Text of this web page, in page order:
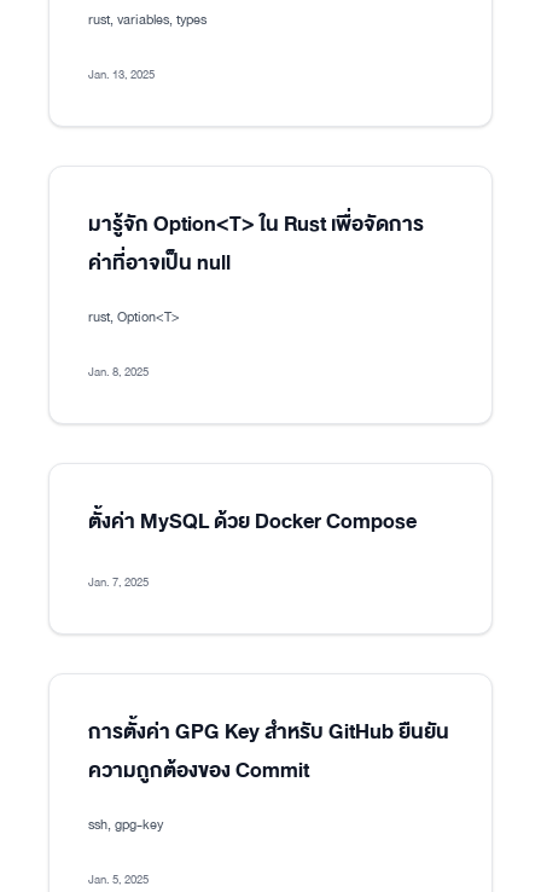
rust, variables, types
Jan. 13, 2025
มารู้จัก Option<T> ใน Rust เพื่อจัดการ
ค่าที่อาจเป็น null
rust, Option<T>
Jan. 8, 2025
ตั้งค่า MySQL ด้วย Docker Compose
Jan. 7, 2025
การตั้งค่า GPG Key สำหรับ GitHub ยืนยัน
ความถูกต้องของ Commit
ssh, gpg-key
Jan. 5, 2025